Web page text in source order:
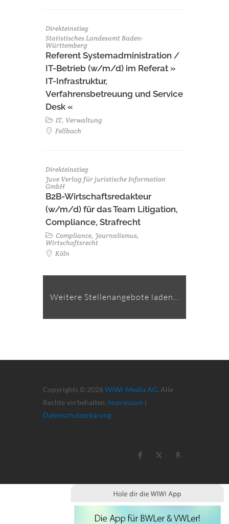
Direkteinstieg
Statistisches Landesamt Baden-
Württemberg
Referent Systemadministration /
IT-Betrieb (w/m/d) im Referat »
IT-Infrastruktur,
Verfahrensbetreuung und Service
Desk «
IT, Verwaltung
Fellbach
Direkteinstieg
Juve Verlag für juristische Information
GmbH
B2B-Wirtschaftsredakteur
(w/m/d) für das Team Litigation,
Compliance, Strafrecht
Compliance, Journalismus,
Wirtschaftsrecht
Köln
Weitere Stellenangebote laden...
Copyrights © 2026 WiWi-Media AG. Alle
Rechte vorbehalten. Impressum |
Datenschutzerkärung